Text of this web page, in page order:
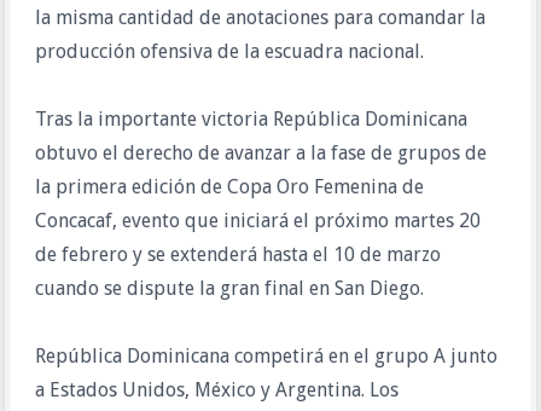
la misma cantidad de anotaciones para comandar la
producción ofensiva de la escuadra nacional.
Tras la importante victoria República Dominicana
obtuvo el derecho de avanzar a la fase de grupos de
la primera edición de Copa Oro Femenina de
Concacaf, evento que iniciará el próximo martes 20
de febrero y se extenderá hasta el 10 de marzo
cuando se dispute la gran final en San Diego.
República Dominicana competirá en el grupo A junto
a Estados Unidos, México y Argentina. Los